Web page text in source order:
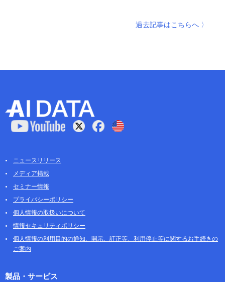
過去記事はこちらへ 〉
ニュースリリース
メディア掲載
セミナー情報
プライバシーポリシー
個人情報の取扱いについて
情報セキュリティポリシー
個人情報の利用目的の通知、開示、訂正等、利用停止等に関するお手続きの
ご案内
製品・サービス